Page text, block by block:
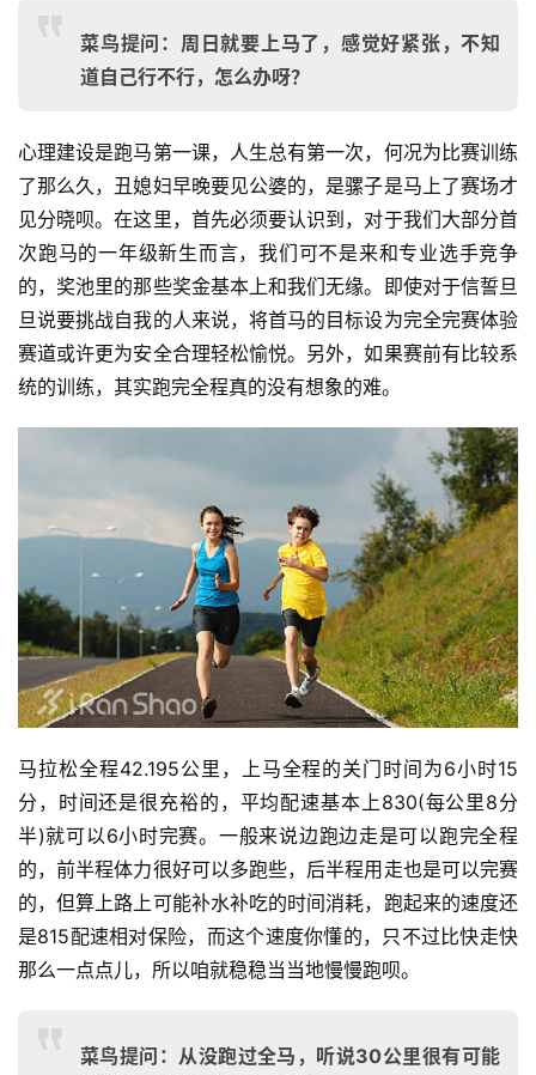
菜鸟提问：周日就要上马了，感觉好紧张，不知
道自己行不行，怎么办呀？
心理建设是跑马第一课，人生总有第一次，何况为比赛训练
了那么久，丑媳妇早晚要见公婆的，是骡子是马上了赛场才
见分晓呗。在这里，首先必须要认识到，对于我们大部分首
次跑马的一年级新生而言，我们可不是来和专业选手竞争
的，奖池里的那些奖金基本上和我们无缘。即使对于信誓旦
旦说要挑战自我的人来说，将首马的目标设为完全完赛体验
赛道或许更为安全合理轻松愉悦。另外，如果赛前有比较系
统的训练，其实跑完全程真的没有想象的难。
马拉松全程42.195公里，上马全程的关门时间为6小时15
分，时间还是很充裕的，平均配速基本上830(每公里8分
半)就可以6小时完赛。一般来说边跑边走是可以跑完全程
的，前半程体力很好可以多跑些，后半程用走也是可以完赛
的，但算上路上可能补水补吃的时间消耗，跑起来的速度还
是815配速相对保险，而这个速度你懂的，只不过比快走快
那么一点点儿，所以咱就稳稳当当地慢慢跑呗。
菜鸟提问：从没跑过全马，听说30公里很有可能